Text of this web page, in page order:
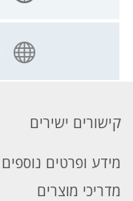
קישורים ישירים
מידע ופרטים נוספים
מדריכי מוצרים